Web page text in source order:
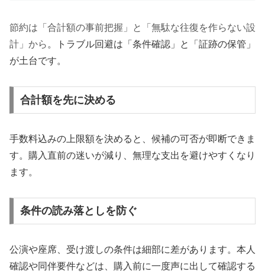
節約は「合計額の事前把握」と「無駄な往復を作らない設
計」から 。トラブル回避は「条件確認」と「証跡の保管」
が土台です。
合計額を先に決める
手数料込みの上限額を決めると、候補の可否が即断できま
す。購入直前の迷いが減り、無理な支出を避けやすくなり
ます。
条件の読み落としを防ぐ
公演や座席、受け渡しの条件は細部に差があります。本人
確認や同伴要件などは、購入前に一度声に出して確認する